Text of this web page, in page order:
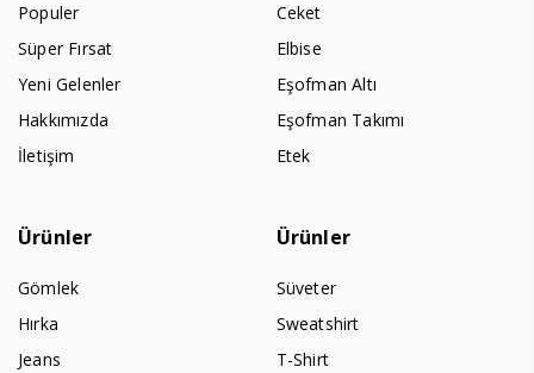
Populer
Süper Fırsat
Yeni Gelenler
Hakkımızda
İletişim
Ceket
Elbise
Eşofman Altı
Eşofman Takımı
Etek
Ürünler
Gömlek
Hırka
Jeans
Ürünler
Süveter
Sweatshirt
T-Shirt